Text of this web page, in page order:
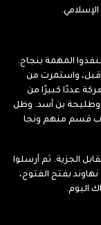
المهمة بنجاح.
قبل، واستمرت من
عددًا كبيرًا من
وطليحة بن أسد. وظل
هرب قسم منهم ونجا
الجزية. ثم أرسلوا
بفتح الفتوح،
اليوم.